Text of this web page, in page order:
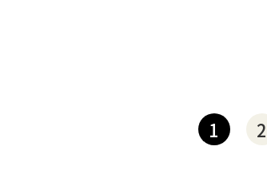
1 2